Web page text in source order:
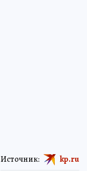
Источник: kp.ru